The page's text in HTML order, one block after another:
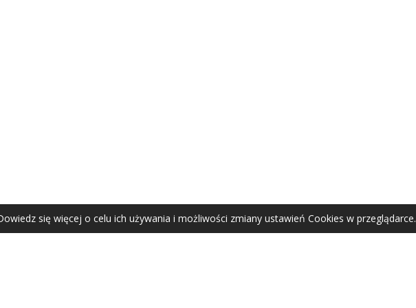
Agata Zubel © 2021
się więcej o celu ich używania i możliwości zmiany ustawień Cookies w przeglądarce.